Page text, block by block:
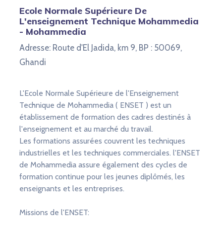
Ecole Normale Supérieure De
L'enseignement Technique Mohammedia
- Mohammedia
Adresse: Route d'El Jadida, km 9, BP : 50069,
Ghandi
L'Ecole Normale Supérieure de l'Enseignement
Technique de Mohammedia ( ENSET ) est un
établissement de formation des cadres destinés à
l'enseignement et au marché du travail.
Les formations assurées couvrent les techniques
industrielles et les techniques commerciales. l'ENSET
de Mohammedia assure également des cycles de
formation continue pour les jeunes diplômés, les
enseignants et les entreprises.
Missions de l'ENSET: